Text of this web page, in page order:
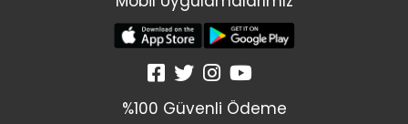
%100 Güvenli Ödeme